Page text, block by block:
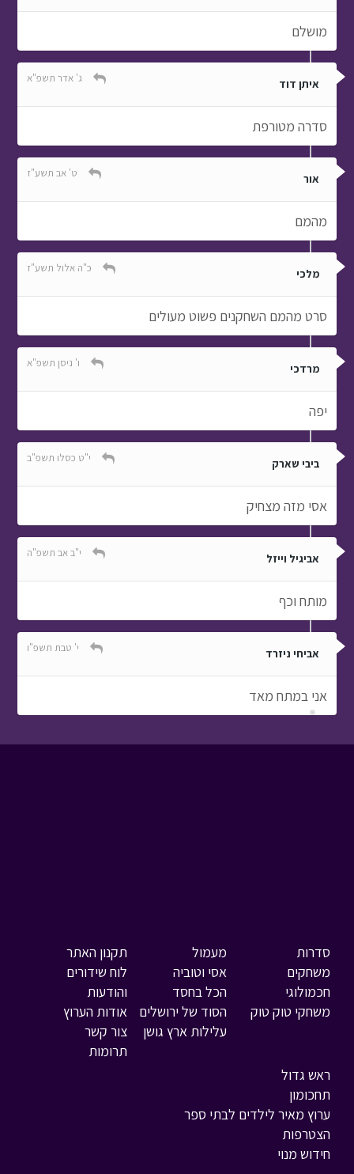
מושלם
איתן דוד ג' אדר תשפ"א
סדרה מטורפת
אור ט' אב תשע"ז
מהמם
מלכי כ"ה אלול תשע"ז
סרט מהמם השחקנים פשוט מעולים
מרדכי ו' ניסן תשפ"א
יפה
ביבי שארק י"ט כסלו תשפ"ב
אסי מזה מצחיק
אביגיל וייזל י"ב אב תשפ"ה
מותח וכף
אביחי ניזרד י' טבת תשפ"ו
אני במתח מאד
סדרות
משחקים
חכמולוגי
משחקי טוק טוק
מעמול
אסי וטוביה
הכל בחסד
הסוד של ירושלים
עלילות ארץ גושן
ראש גדול
תחכומון
ערוץ מאיר לילדים לבתי ספר
הצטרפות
חידוש מנוי
תקנון האתר
לוח שידורים
והודעות
אודות הערוץ
צור קשר
תרומות